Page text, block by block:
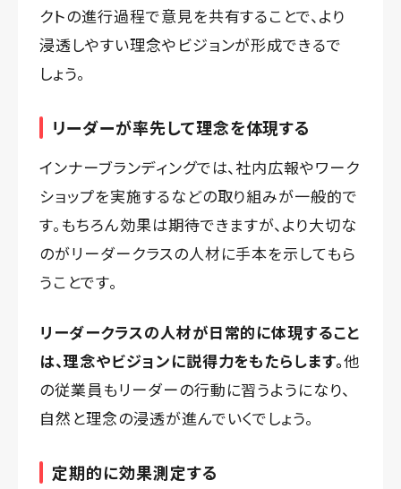
クトの進行過程で意見を共有することで、より
浸透しやすい理念やビジョンが形成できるで
しょう。
リーダーが率先して理念を体現する
インナーブランディングでは、社内広報やワーク
ショップを実施するなどの取り組みが一般的で
す。もちろん効果は期待できますが、より大切な
のがリーダークラスの人材に手本を示してもら
うことです。
リーダークラスの人材が日常的に体現すること
は、理念やビジョンに説得力をもたらします。他
の従業員もリーダーの行動に習うようになり、
自然と理念の浸透が進んでいくでしょう。
定期的に効果測定する